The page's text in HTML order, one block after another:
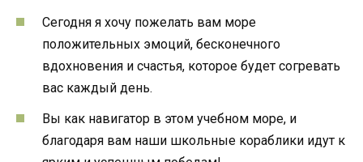
Сегодня я хочу пожелать вам море
положительных эмоций, бесконечного
вдохновения и счастья, которое будет согревать
вас каждый день.
Вы как навигатор в этом учебном море, и
благодаря вам наши школьные кораблики идут к